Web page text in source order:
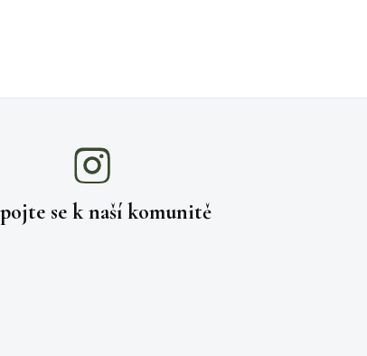
se k naší komunitě